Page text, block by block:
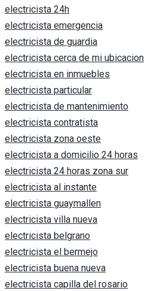
electricista 24h
electricista emergencia
electricista de guardia
electricista cerca de mi ubicacion
electricista en inmuebles
electricista particular
electricista de mantenimiento
electricista contratista
electricista zona oeste
electricista a domicilio 24 horas
electricista 24 horas zona sur
electricista al instante
electricista guaymallen
electricista villa nueva
electricista belgrano
electricista el bermejo
electricista buena nueva
electricista capilla del rosario